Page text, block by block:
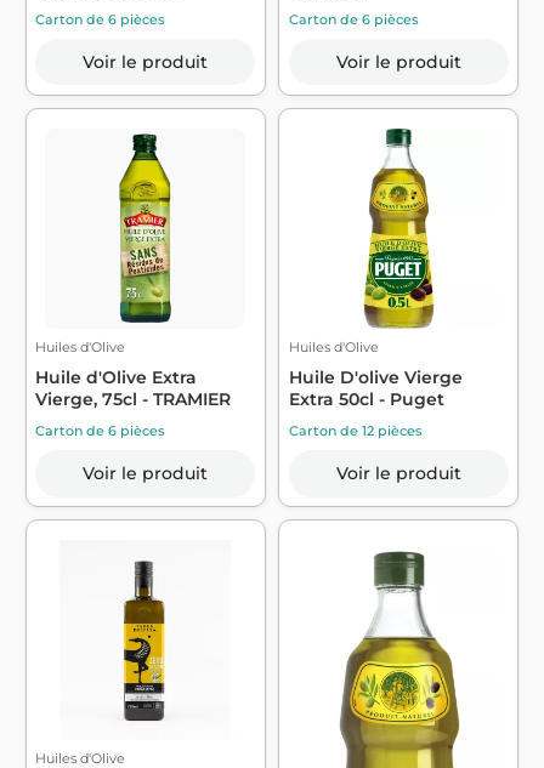
Carton de 6 pièces
Voir le produit
Carton de 6 pièces
Voir le produit
Huiles d'Olive
Huile d'Olive Extra
Vierge, 75cl - TRAMIER
Carton de 6 pièces
Voir le produit
Huiles d'Olive
Huile D'olive Vierge
Extra 50cl - Puget
Carton de 12 pièces
Voir le produit
Huiles d'Olive